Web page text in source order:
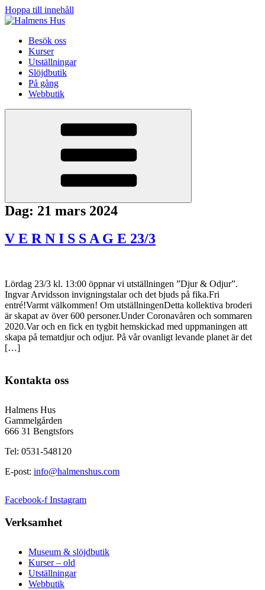
Hoppa till innehåll
Besök oss
Kurser
Utställningar
Slöjdbutik
På gång
Webbutik
Dag: 21 mars 2024
V E R N I S S A G E 23/3
Lördag 23/3 kl. 13:00 öppnar vi utställningen ”Djur & Odjur”.
Ingvar Arvidsson invigningstalar och det bjuds på fika.Fri
entré!Varmt välkommen! Om utställningenDetta kollektiva broderi
är skapat av över 600 personer.Under Coronavåren och sommaren
2020.Var och en fick en tygbit hemskickad med uppmaningen att
skapa på tematdjur och odjur. På vår ovanligt levande planet är det
[…]
Kontakta oss
Halmens Hus
Gammelgården
666 31 Bengtsfors
Tel: 0531-548120
E-post: info@halmenshus.com
Facebook-f Instagram
Verksamhet
Museum & slöjdbutik
Kurser – old
Utställningar
Webbutik